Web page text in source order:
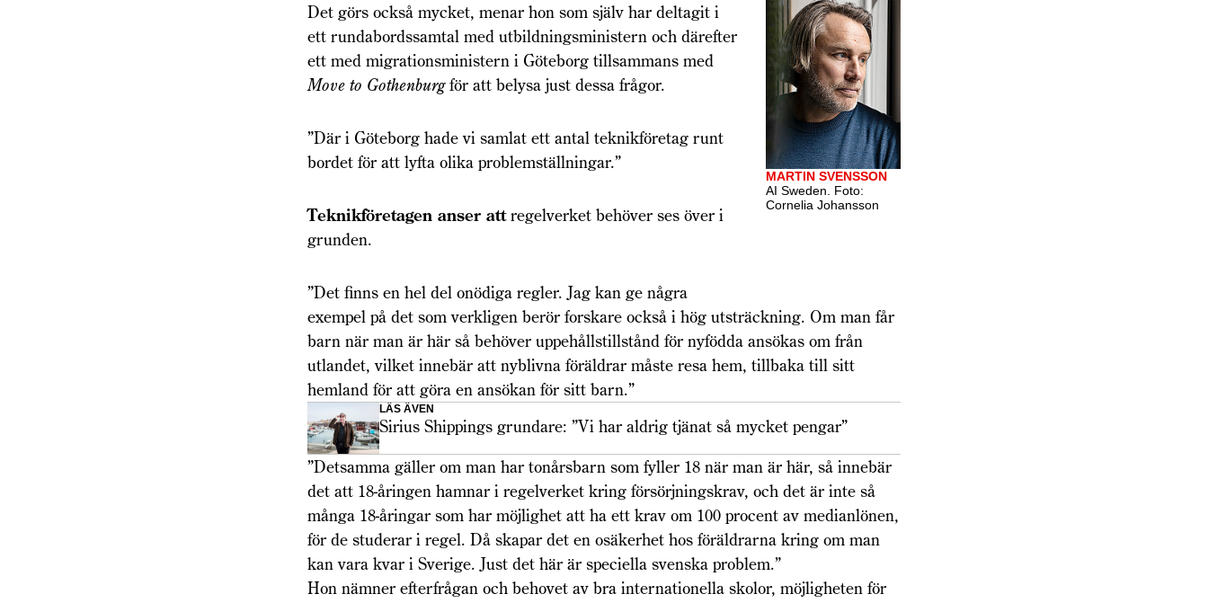
MARTIN SVENSSON
AI Sweden. Foto:
Cornelia Johansson
Det görs också mycket, menar hon som själv har deltagit i
ett rundabordssamtal med utbildningsministern och därefter
ett med migrationsministern i Göteborg tillsammans med
Move to Gothenburgför att belysa just dessa frågor.
”Där i Göteborg hade vi samlat ett antal teknikföretag runt
bordet för att lyfta olika problemställningar.”
Teknikföretagen anser attregelverket behöver ses över i
grunden.
”Det finns en hel del onödiga regler. Jag kan ge några
exempel på det som verkligen berör forskare också i hög utsträckning. Om man får
barn när man är här så behöver uppehållstillstånd för nyfödda ansökas om från
utlandet, vilket innebär att nyblivna föräldrar måste resa hem, tillbaka till sitt
hemland för att göra en ansökan för sitt barn.”
LÄS ÄVEN
Sirius Shippings grundare: ”Vi har aldrig tjänat så mycket pengar”
”Detsamma gäller om man har tonårsbarn som fyller 18 när man är här, så innebär
det att 18-åringen hamnar i regelverket kring försörjningskrav, och det är inte så
många 18-åringar som har möjlighet att ha ett krav om 100 procent av medianlönen,
för de studerar i regel. Då skapar det en osäkerhet hos föräldrarna kring om man
kan vara kvar i Sverige. Just det här är speciella svenska problem.”
Hon nämner efterfrågan och behovet av bra internationella skolor, möjligheten för